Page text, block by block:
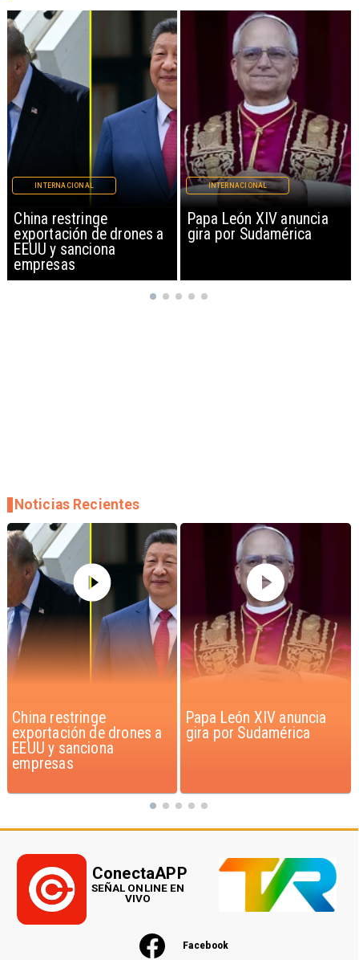
Papa León XIV anuncia
gira por Sudamérica
INTERNACIONAL
Milei prohíbe ingreso de
extranjeros con
INTERNACIONAL
Papa León XIV anuncia
gira por Sudamérica
Phil Collins revela su
lucha contra el
Noticias Recientes
Facebook
ConectaAPP
SEÑAL ONLINE EN
VIVO